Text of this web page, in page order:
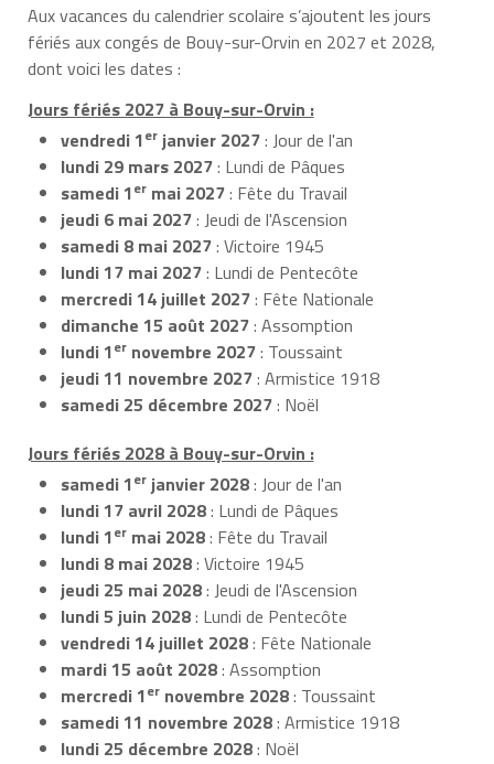
Aux vacances du calendrier scolaire s’ajoutent les jours
fériés aux congés de Bouy-sur-Orvin en 2027 et 2028,
dont voici les dates :
Jours fériés 2027 à Bouy-sur-Orvin :
vendredi 1er janvier 2027: Jour de l'an
lundi 29 mars 2027: Lundi de Pâques
samedi 1er mai 2027: Fête du Travail
jeudi 6 mai 2027: Jeudi de l'Ascension
samedi 8 mai 2027: Victoire 1945
lundi 17 mai 2027: Lundi de Pentecôte
mercredi 14 juillet 2027: Fête Nationale
dimanche 15 août 2027: Assomption
lundi 1er novembre 2027: Toussaint
jeudi 11 novembre 2027: Armistice 1918
samedi 25 décembre 2027: Noël
Jours fériés 2028 à Bouy-sur-Orvin :
samedi 1er janvier 2028: Jour de l'an
lundi 17 avril 2028: Lundi de Pâques
lundi 1er mai 2028: Fête du Travail
lundi 8 mai 2028: Victoire 1945
jeudi 25 mai 2028: Jeudi de l'Ascension
lundi 5 juin 2028: Lundi de Pentecôte
vendredi 14 juillet 2028: Fête Nationale
mardi 15 août 2028: Assomption
mercredi 1er novembre 2028: Toussaint
samedi 11 novembre 2028: Armistice 1918
lundi 25 décembre 2028: Noël